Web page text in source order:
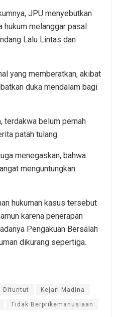
JPU menyebutkan
melanggar pasal
Lalu Lintas dan
yang memberatkan, akibat
duka mendalam bagi
terdakwa belum pernah
patah tulang.
menegaskan, bahwa
menguntungkan
hukuman kasus tersebut
karena penerapan
Pengakuan Bersalah
dikurang sepertiga.
Dituntut Kejari Madina
Tidak Berprikemanusiaan